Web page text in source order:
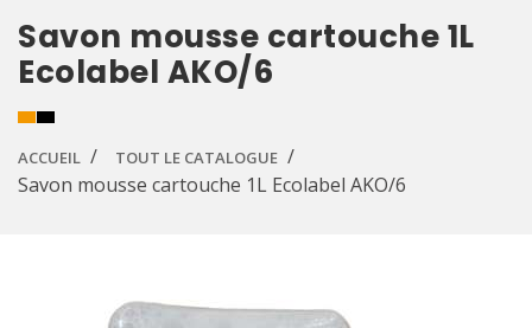
Savon mousse cartouche 1L
Ecolabel AKO/6
ACCUEIL TOUT LE CATALOGUE
Savon mousse cartouche 1L Ecolabel AKO/6